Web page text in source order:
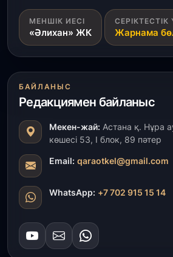
31 шілде, 2026
«Ауыл аманаты»: Түркістанда
4 223 жоба қаржыландырылды
Президент тапсырмасы
толық ауыз сумен қамтылды
30 шілде, 2026
Түркістанда «Арыс-2» және
Қордайлық қыз-келіншектер
креативті бұйымдар шығаруда
29 шілде, 2026
МЕНШІК ИЕСІ
«Әлихан» ЖК
СЕРІКТЕСТІК
Жарнама
БАЙЛАНЫС
Редакциямен байланыс
Мекен-жай: Астана қ. Нұра
көшесі 53, І блок, 89 пәтер
Email: qaraotkel@gmail.com
WhatsApp: +7 702 915 15 14